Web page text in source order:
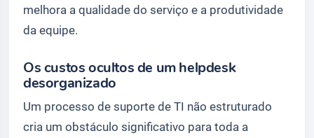
melhora a qualidade do serviço e a produtividade
da equipe.
Os custos ocultos de um helpdesk
desorganizado
Um processo de suporte de TI não estruturado
cria um obstáculo significativo para toda a